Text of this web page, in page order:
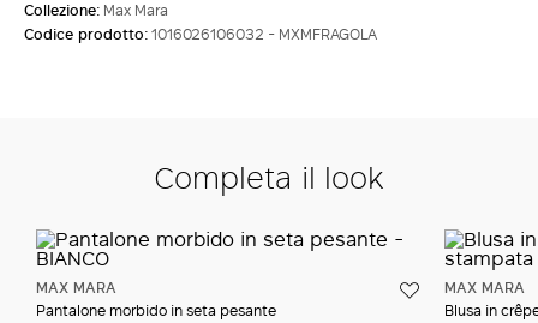
Collezione: Max Mara
Codice prodotto:1016026106032 - MXMFRAGOLA
Completa il look
MAX MARA
Pantalone morbido in seta pesante
MAX MARA
Blusa in